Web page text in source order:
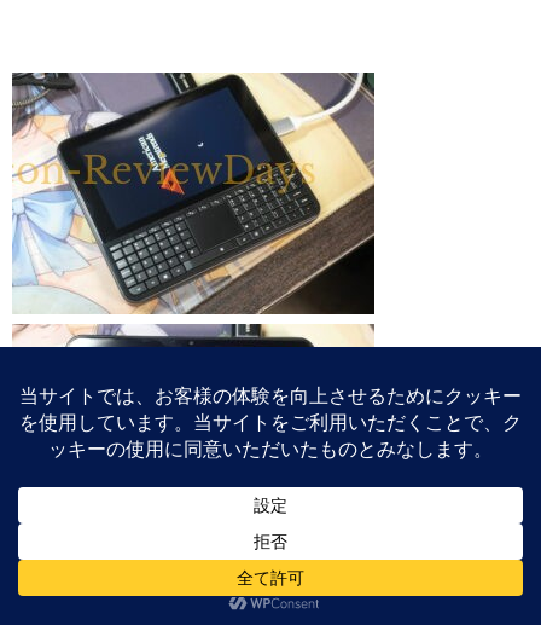
なおディスプレイは恐らくスマホ用の物を流用しており、